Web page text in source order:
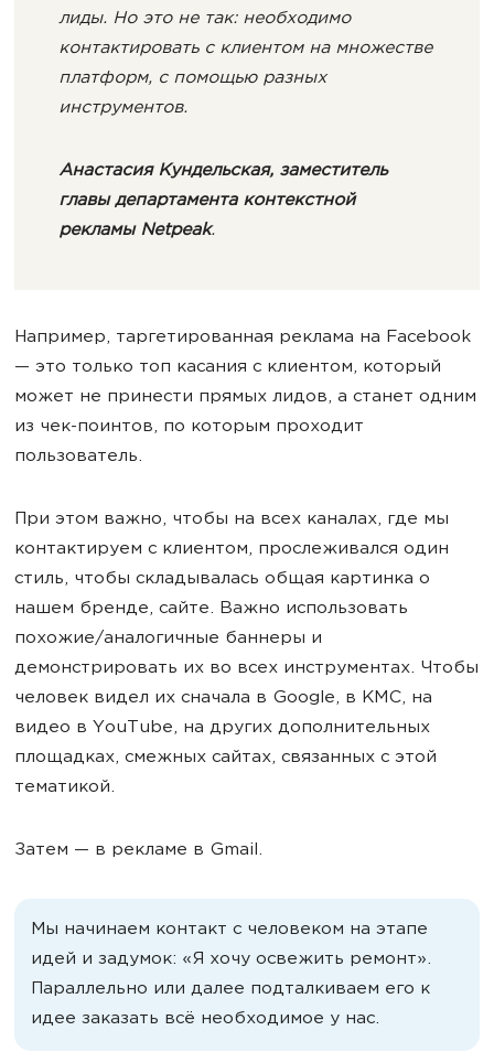
лиды. Но это не так: необходимо
контактировать с клиентом на множестве
платформ, с помощью разных
инструментов.
Анастасия Кундельская, заместитель
главы департамента контекстной
рекламы Netpeak.
Например, таргетированная реклама на Facebook
— это только топ касания с клиентом, который
может не принести прямых лидов, а станет одним
из чек-поинтов, по которым проходит
пользователь.
При этом важно, чтобы на всех каналах, где мы
контактируем с клиентом, прослеживался один
стиль, чтобы складывалась общая картинка о
нашем бренде, сайте. Важно использовать
похожие/аналогичные баннеры и
демонстрировать их во всех инструментах. Чтобы
человек видел их сначала в Google, в КМС, на
видео в YouTube, на других дополнительных
площадках, смежных сайтах, связанных с этой
тематикой.
Затем — в рекламе в Gmail.
Мы начинаем контакт с человеком на этапе
идей и задумок: «Я хочу освежить ремонт».
Параллельно или далее подталкиваем его к
идее заказать всё необходимое у нас.